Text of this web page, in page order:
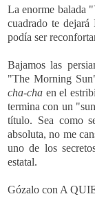
La enorme balada
cuadrado te
podía ser
Bajamos las
"The Morning
cha-cha en el
termina con un
título. Sea como
absoluta, no me
uno de los
estatal.
Gózalo con A